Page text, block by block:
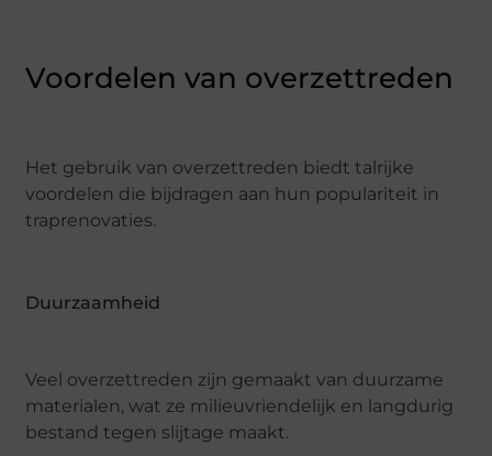
Voordelen van overzettreden
Het gebruik van overzettreden biedt talrijke
voordelen die bijdragen aan hun populariteit in
traprenovaties.
Duurzaamheid
Veel overzettreden zijn gemaakt van duurzame
materialen, wat ze milieuvriendelijk en langdurig
bestand tegen slijtage maakt.